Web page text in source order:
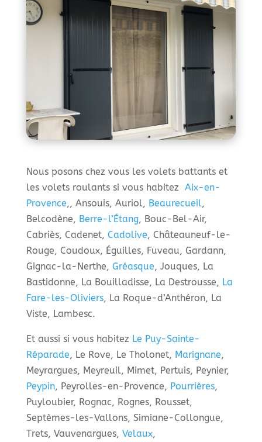
Nous posons chez vous les volets battants et
les volets roulants si vous habitez Aix-en-
Provence,, Ansouis, Auriol, Beaurecueil,
Belcodène, Berre-l’Étang, Bouc-Bel-Air,
Cabriès, Cadenet, Cadolive, Châteauneuf-le-
Rouge, Coudoux, Éguilles, Fuveau, Gardann,
Gignac-la-Nerthe, Gréasque, Jouques, La
Bastidonne, La Bouilladisse, La Destrousse, La
Fare-les-Oliviers, La Roque-d’Anthéron, La
Viste, Lambesc.
Et aussi si vous habitez Le Puy-Sainte-
Réparade, Le Rove, Le Tholonet, Marignane,
Meyrargues, Meyreuil, Mimet, Pertuis, Peynier,
Peypin, Peyrolles-en-Provence, Pourrières,
Puyloubier, Rognac, Rognes, Rousset,
Septèmes-les-Vallons, Simiane-Collongue,
Trets, Vauvenargues, Velaux,